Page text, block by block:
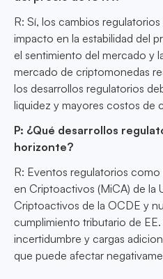
R: Sí, los cambios
impacto en la estabilidad del
el sentimiento del mercado y
mercado de criptomonedas
los desarrollos regulatorios
liquidez y mayores costos de
P: ¿Qué desarrollos
horizonte?
R: Eventos regulatorios
en Criptoactivos (MiCA) de la
Criptoactivos de la OCDE y
cumplimiento tributario de EE.
incertidumbre y cargas
que puede afectar